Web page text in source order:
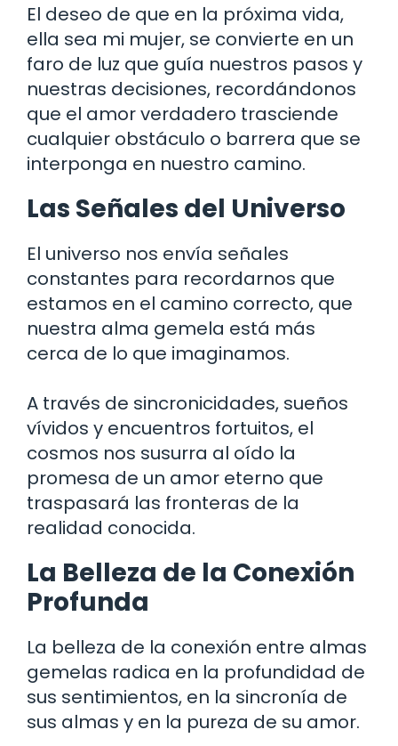
El deseo de que en la próxima vida,
ella sea mi mujer, se convierte en un
faro de luz que guía nuestros pasos y
nuestras decisiones, recordándonos
que el amor verdadero trasciende
cualquier obstáculo o barrera que se
interponga en nuestro camino.
Las Señales del Universo
El universo nos envía señales
constantes para recordarnos que
estamos en el camino correcto, que
nuestra alma gemela está más
cerca de lo que imaginamos.
A través de sincronicidades, sueños
vívidos y encuentros fortuitos, el
cosmos nos susurra al oído la
promesa de un amor eterno que
traspasará las fronteras de la
realidad conocida.
La Belleza de la Conexión
Profunda
La belleza de la conexión entre almas
gemelas radica en la profundidad de
sus sentimientos, en la sincronía de
sus almas y en la pureza de su amor.